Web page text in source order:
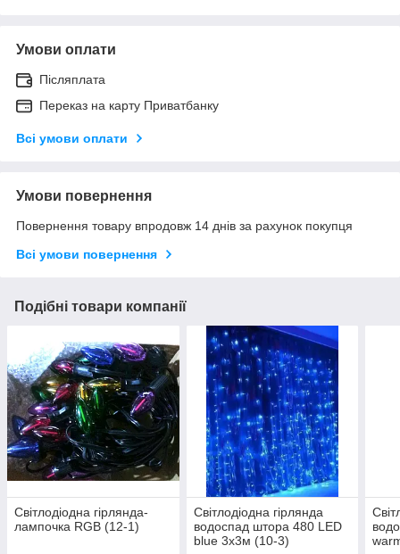
Умови оплати
Післяплата
Переказ на карту Приватбанку
Всі умови оплати
Умови повернення
Повернення товару впродовж 14 днів за рахунок покупця
Всі умови повернення
Подібні товари компанії
Світлодіодна гірлянда-
лампочка RGB (12-1)
Світлодіодна гірлянда
водоспад штора 480 LED
blue 3x3м (10-3)